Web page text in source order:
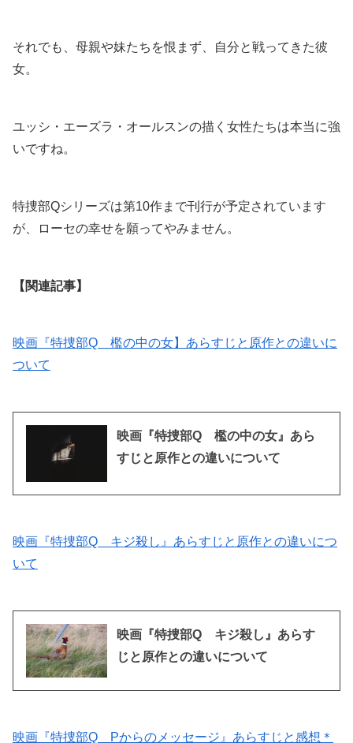
それでも、母親や妹たちを恨まず、自分と戦ってきた彼
女。
ユッシ・エーズラ・オールスンの描く女性たちは本当に強
いですね。
特捜部Qシリーズは第10作まで刊行が予定されています
が、ローセの幸せを願ってやみません。
【関連記事】
映画『特捜部Q 檻の中の女】あらすじと原作との違いに
ついて
映画『特捜部Q 檻の中の女』あら
すじと原作との違いについて
映画『特捜部Q キジ殺し』あらすじと原作との違いにつ
いて
映画『特捜部Q キジ殺し』あらす
じと原作との違いについて
映画『特捜部Q Pからのメッセージ』あらすじと感想＊